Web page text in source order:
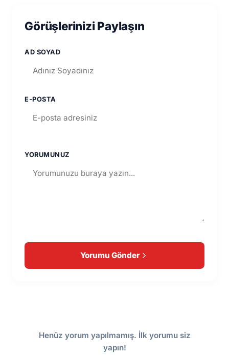
Görüşlerinizi Paylaşın
AD SOYAD
E-POSTA
YORUMUNUZ
Yorumu Gönder
Henüz yorum yapılmamış. İlk yorumu siz
yapın!